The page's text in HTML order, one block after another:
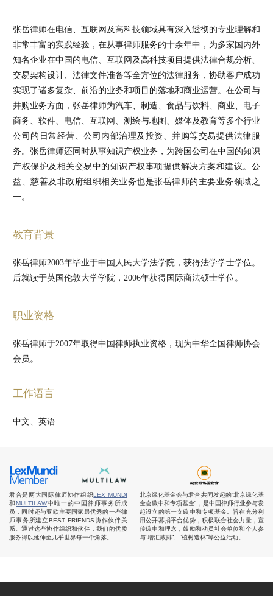
张岳律师在电信、互联网及高科技领域具有深入透彻的专业理解和
非常丰富的实践经验，在从事律师服务的十余年中，为多家国内外
知名企业在中国的电信、互联网及高科技项目提供法律合规分析、
交易架构设计、法律文件准备等全方位的法律服务，协助客户成功
实现了诸多复杂、前沿的业务和项目的落地和商业运营。在公司与
并购业务方面，张岳律师为汽车、制造、食品与饮料、商业、电子
商务、软件、电信、互联网、测绘与地图、媒体及教育等多个行业
公司的日常经营、公司内部治理及投资、并购等交易提供法律服
务。张岳律师还同时从事知识产权业务，为跨国公司在中国的知识
产权保护及相关交易中的知识产权事项提供解决方案和建议。公
益、慈善及非政府组织相关业务也是张岳律师的主要业务领域之
一。
教育背景
张岳律师2003年毕业于中国人民大学法学院，获得法学学士学位。
后就读于英国伦敦大学学院，2006年获得国际商法硕士学位。
职业资格
张岳律师于2007年取得中国律师执业资格，现为中华全国律师协会
会员。
工作语言
中文、英语
君合是两大国际律师协作组织LEX MUNDI
和MULTILAW中唯一的中国律师事务所成
员，同时还与亚欧主要国家最优秀的一些律
师事务所建立BEST FRIENDS协作伙伴关
系。通过这些协作组织和伙伴，我们的优质
服务得以延伸至几乎世界每一个角落。
北京绿化基金会与君合共同发起的“北京绿化基
金会碳中和专项基金”，是中国律师行业参与发
起设立的第一支碳中和专项基金。旨在充分利
用公开募捐平台优势，积极联合社会力量，宣
传碳中和理念，鼓励和动员社会单位和个人参
与“增汇减排”、“植树造林”等公益活动。